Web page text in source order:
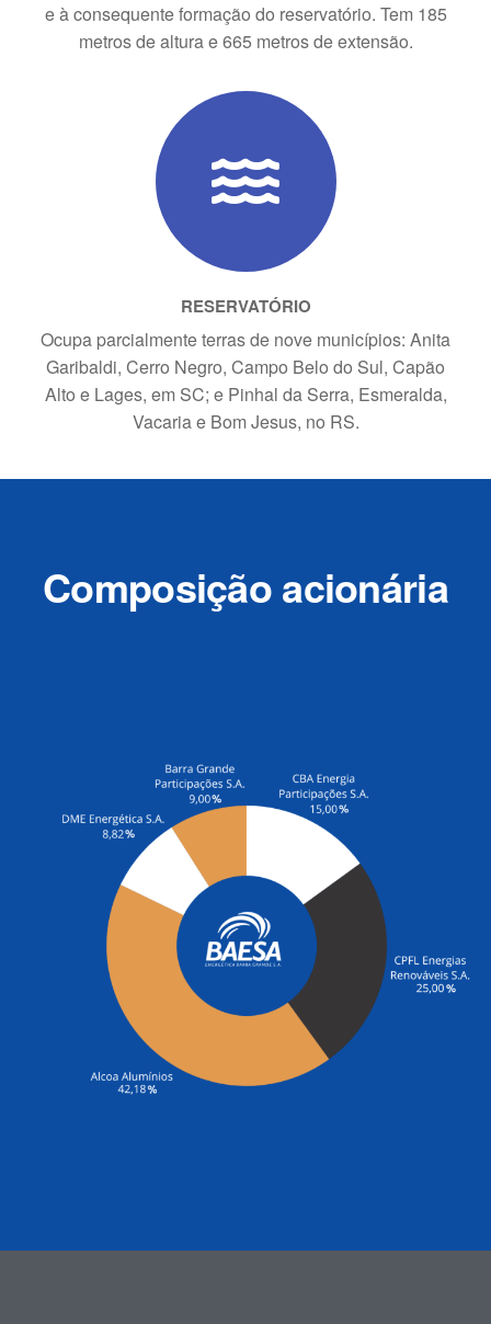
e à consequente formação do reservatório. Tem 185
metros de altura e 665 metros de extensão.
RESERVATÓRIO
Ocupa parcialmente terras de nove municípios: Anita
Garibaldi, Cerro Negro, Campo Belo do Sul, Capão
Alto e Lages, em SC; e Pinhal da Serra, Esmeralda,
Vacaria e Bom Jesus, no RS.
Composição acionária